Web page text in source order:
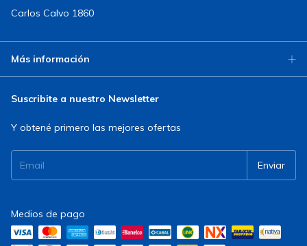
Carlos Calvo 1860
Más información
Suscribite a nuestro Newsletter
Y obtené primero las mejores ofertas
Medios de pago